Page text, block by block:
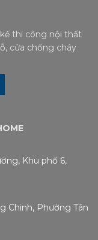
thi công nội thất
cửa chống cháy
Khu phố 6,
Chinh, Phường Tân